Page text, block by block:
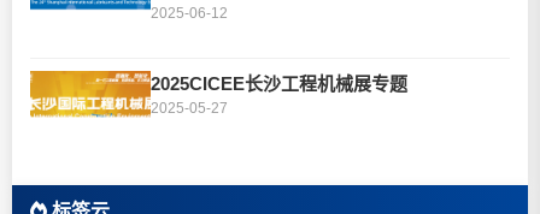
2025-06-12
2025CICEE长沙工程机械展专题
2025-05-27